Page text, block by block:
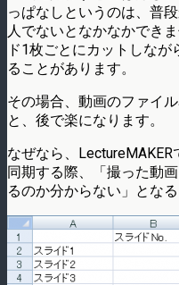
っぱなしというのは、普
人でないとなかなかでき
ド1枚ごとにカットしな
ることがあります。
その場合、動画のファイ
と、後で楽になります。
なぜなら、
同期する際、「撮った動
るのか分からない」とな